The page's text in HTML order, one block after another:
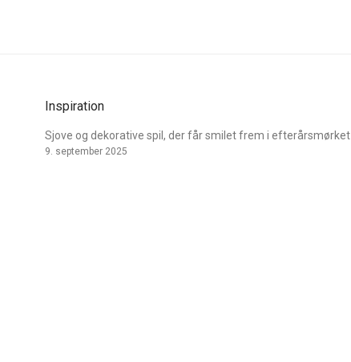
Inspiration
Sjove og dekorative spil, der får smilet frem i efterårsmørket
9. september 2025